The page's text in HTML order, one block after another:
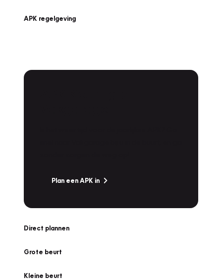
APK regelgeving
Plan een APK in
Direct plannen
Grote beurt
Kleine beurt